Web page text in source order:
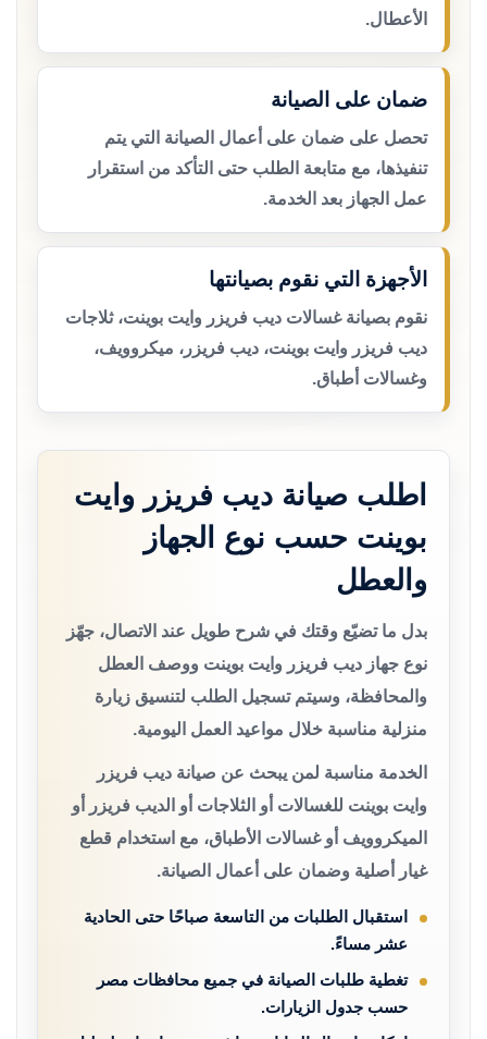
الأعطال.
ضمان على الصيانة
تحصل على ضمان على أعمال الصيانة التي يتم
تنفيذها، مع متابعة الطلب حتى التأكد من استقرار
عمل الجهاز بعد الخدمة.
الأجهزة التي نقوم بصيانتها
نقوم بصيانة غسالات ديب فريزر وايت بوينت، ثلاجات
ديب فريزر وايت بوينت، ديب فريزر، ميكروويف،
وغسالات أطباق.
اطلب صيانة ديب فريزر وايت
بوينت حسب نوع الجهاز
والعطل
بدل ما تضيّع وقتك في شرح طويل عند الاتصال، جهّز
نوع جهاز ديب فريزر وايت بوينت ووصف العطل
والمحافظة، وسيتم تسجيل الطلب لتنسيق زيارة
منزلية مناسبة خلال مواعيد العمل اليومية.
الخدمة مناسبة لمن يبحث عن صيانة ديب فريزر
وايت بوينت للغسالات أو الثلاجات أو الديب فريزر أو
الميكروويف أو غسالات الأطباق، مع استخدام قطع
غيار أصلية وضمان على أعمال الصيانة.
استقبال الطلبات من التاسعة صباحًا حتى الحادية
عشر مساءً.
تغطية طلبات الصيانة في جميع محافظات مصر
حسب جدول الزيارات.